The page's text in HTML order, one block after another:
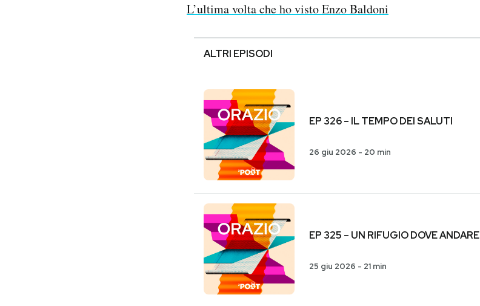
L’ultima volta che ho visto Enzo Baldoni
ALTRI EPISODI
EP 326 – IL TEMPO DEI SALUTI
26 giu 2026 - 20 min
EP 325 – UN RIFUGIO DOVE ANDARE
25 giu 2026 - 21 min